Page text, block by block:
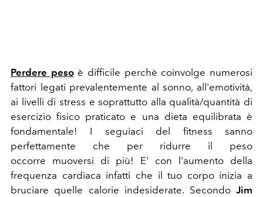
Perdere pesoè difficile perchè coinvolge numerosi
fattori legati prevalentemente al sonno, all'emotività,
ai livelli di stress e soprattutto alla qualità/quantità di
esercizio fisico praticato e una dieta equilibrata è
fondamentale! I seguiaci del fitness sanno
perfettamente che per ridurre il peso
occorre muoversi di più! E' con l'aumento della
frequenza cardiaca infatti che il tuo corpo inizia a
bruciare quelle calorie indesiderate. Secondo Jim